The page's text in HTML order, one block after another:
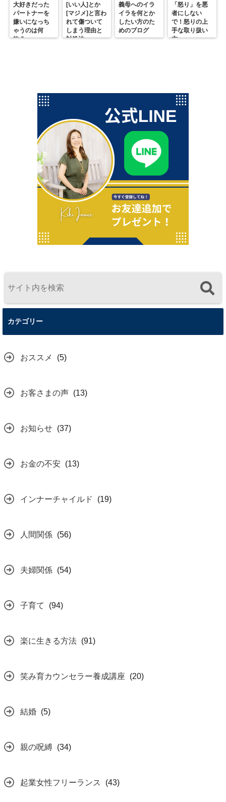
大好きだった
パートナーを
嫌いになっち
ゃうのは何
故？
[いい人]とか
[マジメ]と言わ
れて傷ついて
しまう理由と
対処法
義母へのイラ
イラを何とか
したい方のた
めのブログ
「怒り」を悪
者にしない
で！怒りの上
手な取り扱い
方
カテゴリー
おススメ (5)
お客さまの声 (13)
お知らせ (37)
お金の不安 (13)
インナーチャイルド (19)
人間関係 (56)
夫婦関係 (54)
子育て (94)
楽に生きる方法 (91)
笑み育カウンセラー養成講座 (20)
結婚 (5)
親の呪縛 (34)
起業女性フリーランス (43)